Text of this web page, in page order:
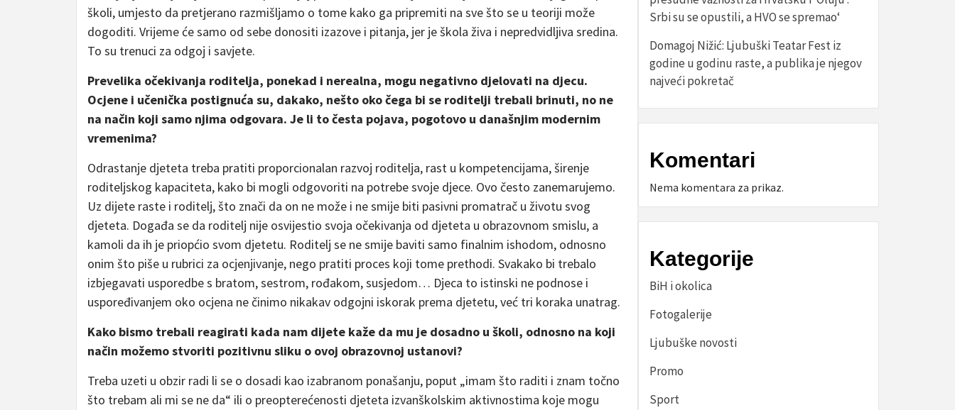
školi, umjesto da pretjerano razmišljamo o tome kako ga pripremiti na sve što se u teoriji može
dogoditi. Vrijeme će samo od sebe donositi izazove i pitanja, jer je škola živa i nepredvidljiva sredina.
To su trenuci za odgoj i savjete.
Prevelika očekivanja roditelja, ponekad i nerealna, mogu negativno djelovati na djecu.
Ocjene i učenička postignuća su, dakako, nešto oko čega bi se roditelji trebali brinuti, no ne
na način koji samo njima odgovara. Je li to česta pojava, pogotovo u današnjim modernim
vremenima?
Odrastanje djeteta treba pratiti proporcionalan razvoj roditelja, rast u kompetencijama, širenje
roditeljskog kapaciteta, kako bi mogli odgovoriti na potrebe svoje djece. Ovo često zanemarujemo.
Uz dijete raste i roditelj, što znači da on ne može i ne smije biti pasivni promatrač u životu svog
djeteta. Događa se da roditelj nije osvijestio svoja očekivanja od djeteta u obrazovnom smislu, a
kamoli da ih je priopćio svom djetetu. Roditelj se ne smije baviti samo finalnim ishodom, odnosno
onim što piše u rubrici za ocjenjivanje, nego pratiti proces koji tome prethodi. Svakako bi trebalo
izbjegavati usporedbe s bratom, sestrom, rođakom, susjedom… Djeca to istinski ne podnose i
uspoređivanjem oko ocjena ne činimo nikakav odgojni iskorak prema djetetu, već tri koraka unatrag.
Kako bismo trebali reagirati kada nam dijete kaže da mu je dosadno u školi, odnosno na koji
način možemo stvoriti pozitivnu sliku o ovoj obrazovnoj ustanovi?
Treba uzeti u obzir radi li se o dosadi kao izabranom ponašanju, poput „imam što raditi i znam točno
što trebam ali mi se ne da“ ili o preopterećenosti djeteta izvanškolskim aktivnostima koje mogu
Srbi su se opustili, a HVO se spremao‘
Domagoj Nižić: Ljubuški Teatar Fest iz
godine u godinu raste, a publika je njegov
najveći pokretač
Komentari
Nema komentara za prikaz.
Kategorije
BiH i okolica
Fotogalerije
Ljubuške novosti
Promo
Sport